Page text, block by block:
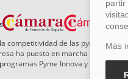
competitividad de las pymes
ha puesto en marcha un Plan
Pyme Innova y Pyme